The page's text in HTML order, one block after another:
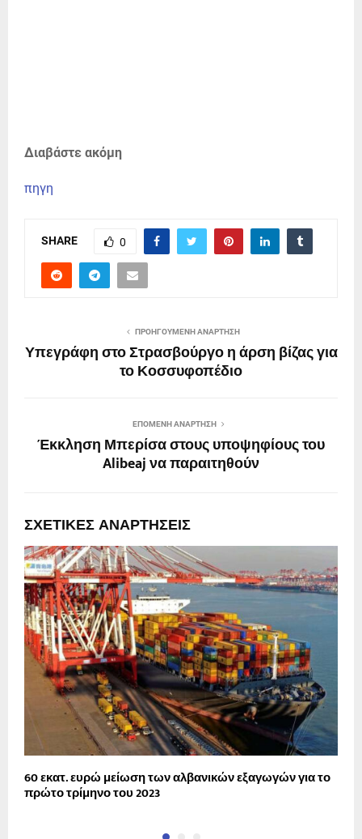
Διαβάστε ακόμη
πηγη
SHARE 0
ΠΡΟΗΓΟΎΜΕΝΗ ΑΝΆΡΤΗΣΗ
Υπεγράφη στο Στρασβούργο η άρση βίζας για
το Κοσσυφοπέδιο
ΕΠΌΜΕΝΗ ΑΝΆΡΤΗΣΗ
Έκκληση Μπερίσα στους υποψηφίους του
Alibeaj να παραιτηθούν
ΣΧΕΤΙΚΈΣ ΑΝΑΡΤΉΣΕΙΣ
60 εκατ. ευρώ μείωση των αλβανικών εξαγωγών για το
πρώτο τρίμηνο του 2023